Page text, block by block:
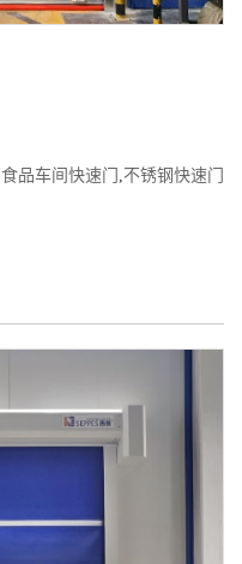
食品车间快速门 不锈钢快速门